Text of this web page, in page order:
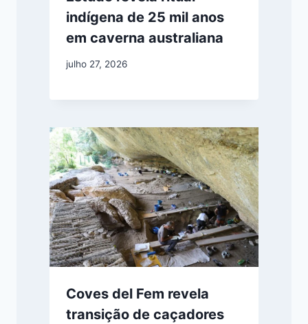
indígena de 25 mil anos
em caverna australiana
julho 27, 2026
Coves del Fem revela
transição de caçadores